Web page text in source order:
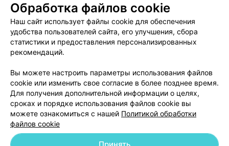
Пользовательское соглашение
Способы оплаты
Вакансии
Партнеры
Написать руководителю 103.by
Обработка персональных данных
Обработка файлов cookie
Наш сайт использует файлы cookie для обеспечения
удобства пользователей сайта, его улучшения, сбора
статистики и предоставления персонализированных
рекомендаций.
Вы можете настроить параметры использования файлов
cookie или изменить свое согласие в более позднее время.
Для получения дополнительной информации о целях,
сроках и порядке использования файлов cookie вы
можете ознакомиться с нашей Политикой обработки
файлов cookie